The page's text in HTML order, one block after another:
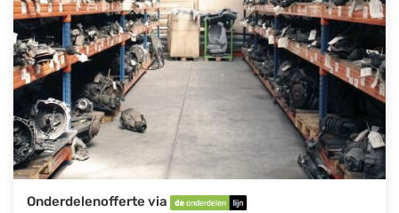
Onderdelenofferte via